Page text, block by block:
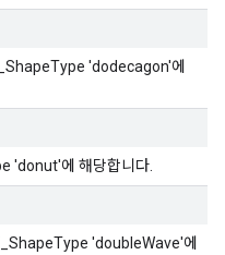
'dodecagon'에
'donut'에 해당합니다.
'doubleWave'에